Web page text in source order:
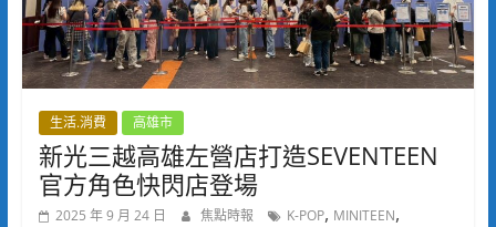
生活.消費 高雄市
新光三越高雄左營店打造SEVENTEEN
官方角色快閃店登場
2025 年 9 月 24 日 焦點時報 K-POP, MINITEEN,